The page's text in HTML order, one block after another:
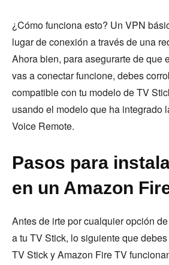
¿Cómo funciona esto? Un VPN
lugar de conexión a través de una
Ahora bien, para asegurarte de que
vas a conectar funcione, debes
compatible con tu modelo de TV
usando el modelo que ha integrado
Voice Remote.
Pasos para
en un Amazon
Antes de irte por cualquier opción
a tu TV Stick, lo siguiente que
TV Stick y Amazon Fire TV